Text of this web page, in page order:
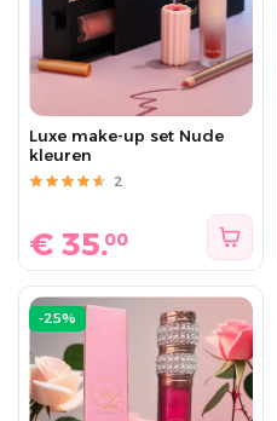
Luxe make-up set Nude
kleuren
2
€ 35.00
-25%